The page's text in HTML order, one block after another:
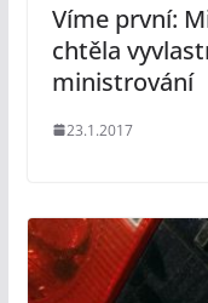
Víme první:
chtěla
ministrování
23.1.2017